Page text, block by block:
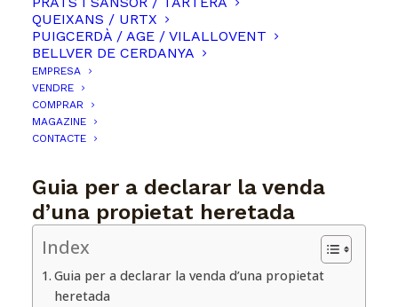
QUEIXANS / URTX
PUIGCERDÀ / AGE / VILALLOVENT
BELLVER DE CERDANYA
EMPRESA
VENDRE
COMPRAR
MAGAZINE
CONTACTE
Guia per a declarar la venda
d’una propietat heretada
Index
Guia per a declarar la venda d’una propietat
heretada